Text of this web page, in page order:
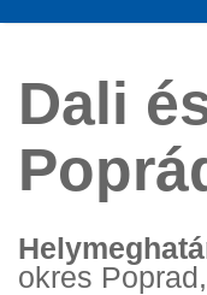
Dali
okres